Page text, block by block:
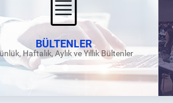
BÜLTENLER
Haftalık, Aylık ve Yıllık Bültenler